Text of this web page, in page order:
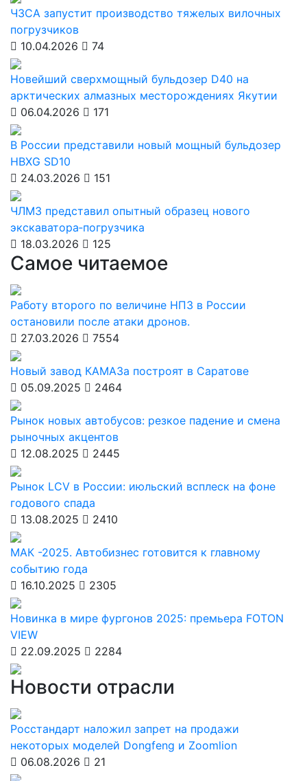
ЧЗСА запустит производство тяжелых вилочных
погрузчиков
10.04.2026
74
Новейший сверхмощный бульдозер D40 на
арктических алмазных месторождениях Якутии
06.04.2026
171
В России представили новый мощный бульдозер
HBXG SD10
24.03.2026
151
ЧЛМЗ представил опытный образец нового
экскаватора‑погрузчика
18.03.2026
125
Самое читаемое
Работу второго по величине НПЗ в России
остановили после атаки дронов.
27.03.2026
7554
Новый завод КАМАЗа построят в Саратове
05.09.2025
2464
Рынок новых автобусов: резкое падение и смена
рыночных акцентов
12.08.2025
2445
Рынок LCV в России: июльский всплеск на фоне
годового спада
13.08.2025
2410
МАК -2025. Автобизнес готовится к главному
событию года
16.10.2025
2305
Новинка в мире фургонов 2025: премьера FOTON
VIEW
22.09.2025
2284
Новости отрасли
Росстандарт наложил запрет на продажи
некоторых моделей Dongfeng и Zoomlion
06.08.2026
21